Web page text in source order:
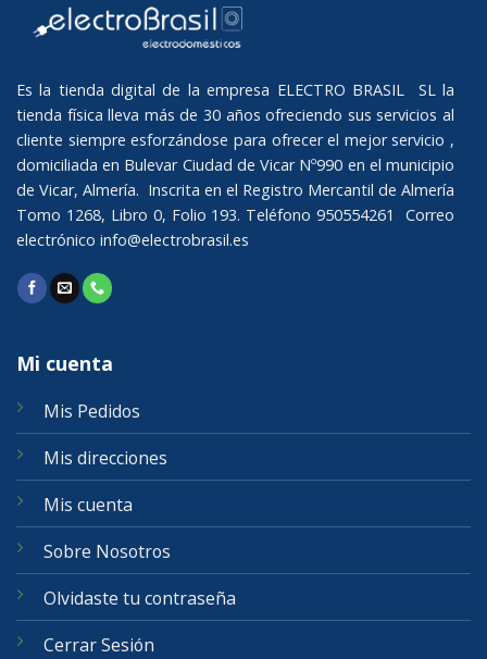
Es la tienda digital de la empresa ELECTRO BRASIL SL la
tienda física lleva más de 30 años ofreciendo sus servicios al
cliente siempre esforzándose para ofrecer el mejor servicio ,
domiciliada en Bulevar Ciudad de Vicar Nº990 en el municipio
de Vicar, Almería. Inscrita en el Registro Mercantil de Almería
Tomo 1268, Libro 0, Folio 193. Teléfono 950554261 Correo
electrónico info@electrobrasil.es
Mi cuenta
Mis Pedidos
Mis direcciones
Mis cuenta
Sobre Nosotros
Olvidaste tu contraseña
Cerrar Sesión